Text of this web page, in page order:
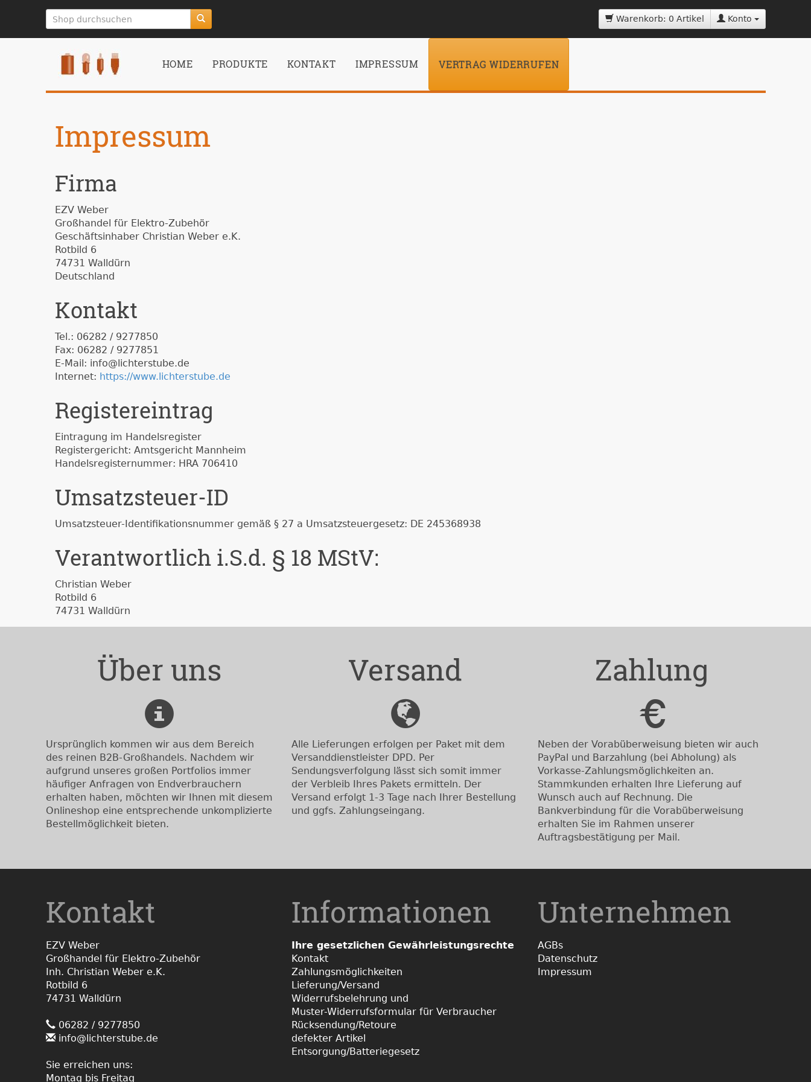
Hauptinhalt
springen
Warenkorb: 0 Artikel Konto
HOME PRODUKTE KONTAKT IMPRESSUM VERTRAG WIDERRUFEN
Impressum
Firma
EZV Weber
Großhandel für Elektro-Zubehör
Geschäftsinhaber Christian Weber e.K.
Rotbild 6
74731 Walldürn
Deutschland
Kontakt
Tel.: 06282 / 9277850
Fax: 06282 / 9277851
E-Mail: info@lichterstube.de
Internet: https://www.lichterstube.de
Registereintrag
Eintragung im Handelsregister
Registergericht: Amtsgericht Mannheim
Handelsregisternummer: HRA 706410
Umsatzsteuer-ID
Umsatzsteuer-Identifikationsnummer gemäß § 27 a Umsatzsteuergesetz: DE 245368938
Verantwortlich i.S.d. § 18 MStV:
Christian Weber
Rotbild 6
74731 Walldürn
Über uns
Ursprünglich kommen wir aus dem Bereich
des reinen B2B-Großhandels. Nachdem wir
aufgrund unseres großen Portfolios immer
häufiger Anfragen von Endverbrauchern
erhalten haben, möchten wir Ihnen mit diesem
Onlineshop eine entsprechende unkomplizierte
Bestellmöglichkeit bieten.
Versand
Alle Lieferungen erfolgen per Paket mit dem
Versanddienstleister DPD. Per
Sendungsverfolgung lässt sich somit immer
der Verbleib Ihres Pakets ermitteln. Der
Versand erfolgt 1-3 Tage nach Ihrer Bestellung
und ggfs. Zahlungseingang.
Zahlung
Neben der Vorabüberweisung bieten wir auch
PayPal und Barzahlung (bei Abholung) als
Vorkasse-Zahlungsmöglichkeiten an.
Stammkunden erhalten Ihre Lieferung auf
Wunsch auch auf Rechnung. Die
Bankverbindung für die Vorabüberweisung
erhalten Sie im Rahmen unserer
Auftragsbestätigung per Mail.
Kontakt
EZV Weber
Großhandel für Elektro-Zubehör
Inh. Christian Weber e.K.
Rotbild 6
74731 Walldürn
06282 / 9277850
info@lichterstube.de
Sie erreichen uns:
Montag bis Freitag
Informationen
Ihre gesetzlichen Gewährleistungsrechte
Kontakt
Zahlungsmöglichkeiten
Lieferung/Versand
Widerrufsbelehrung und
Muster-Widerrufsformular für Verbraucher
Rücksendung/Retoure
defekter Artikel
Entsorgung/Batteriegesetz
Unternehmen
AGBs
Datenschutz
Impressum